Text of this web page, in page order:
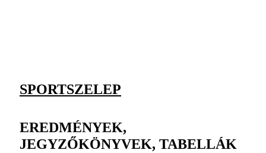
SPORTSZELEP
EREDMÉNYEK,
JEGYZŐKÖNYVEK, TABELLÁK